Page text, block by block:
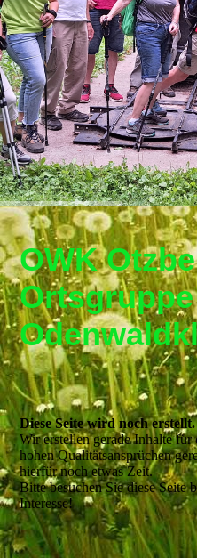
OWK
Diese Seite wird noch erstellt.
Wir erstellen gerade Inhalte für
hohen Qualitätsansprüchen
hierfür noch etwas Zeit.
Bitte besuchen Sie diese
Interesse!